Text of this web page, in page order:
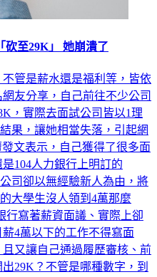
砍至29K」 她崩潰了
管是薪水還是福利等，皆依
友分享，自己前往不少公司
，實際去面試公司皆以1理
果，讓她相當失落，引起網
文表示，自己獲得了很多面
104人力銀行上明訂的
司卻以無經驗新人為由，將
大學生沒人領到4萬那麼
行寫著薪資面議、實際上卻
4萬以下的工作不得寫面
又讓自己通過履歷審核、前
29K？不管是哪種數字，到